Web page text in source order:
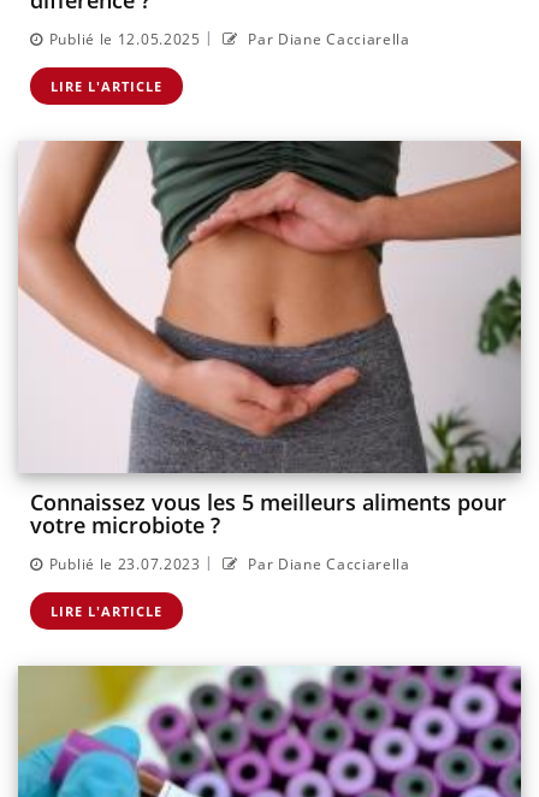
Publié le 12.05.2025 | Par Diane Cacciarella
LIRE L'ARTICLE
Connaissez vous les 5 meilleurs aliments pour
votre microbiote ?
Publié le 23.07.2023 | Par Diane Cacciarella
LIRE L'ARTICLE